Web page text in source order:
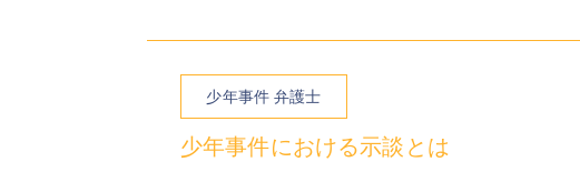
少年事件 弁護士
少年事件における示談とは